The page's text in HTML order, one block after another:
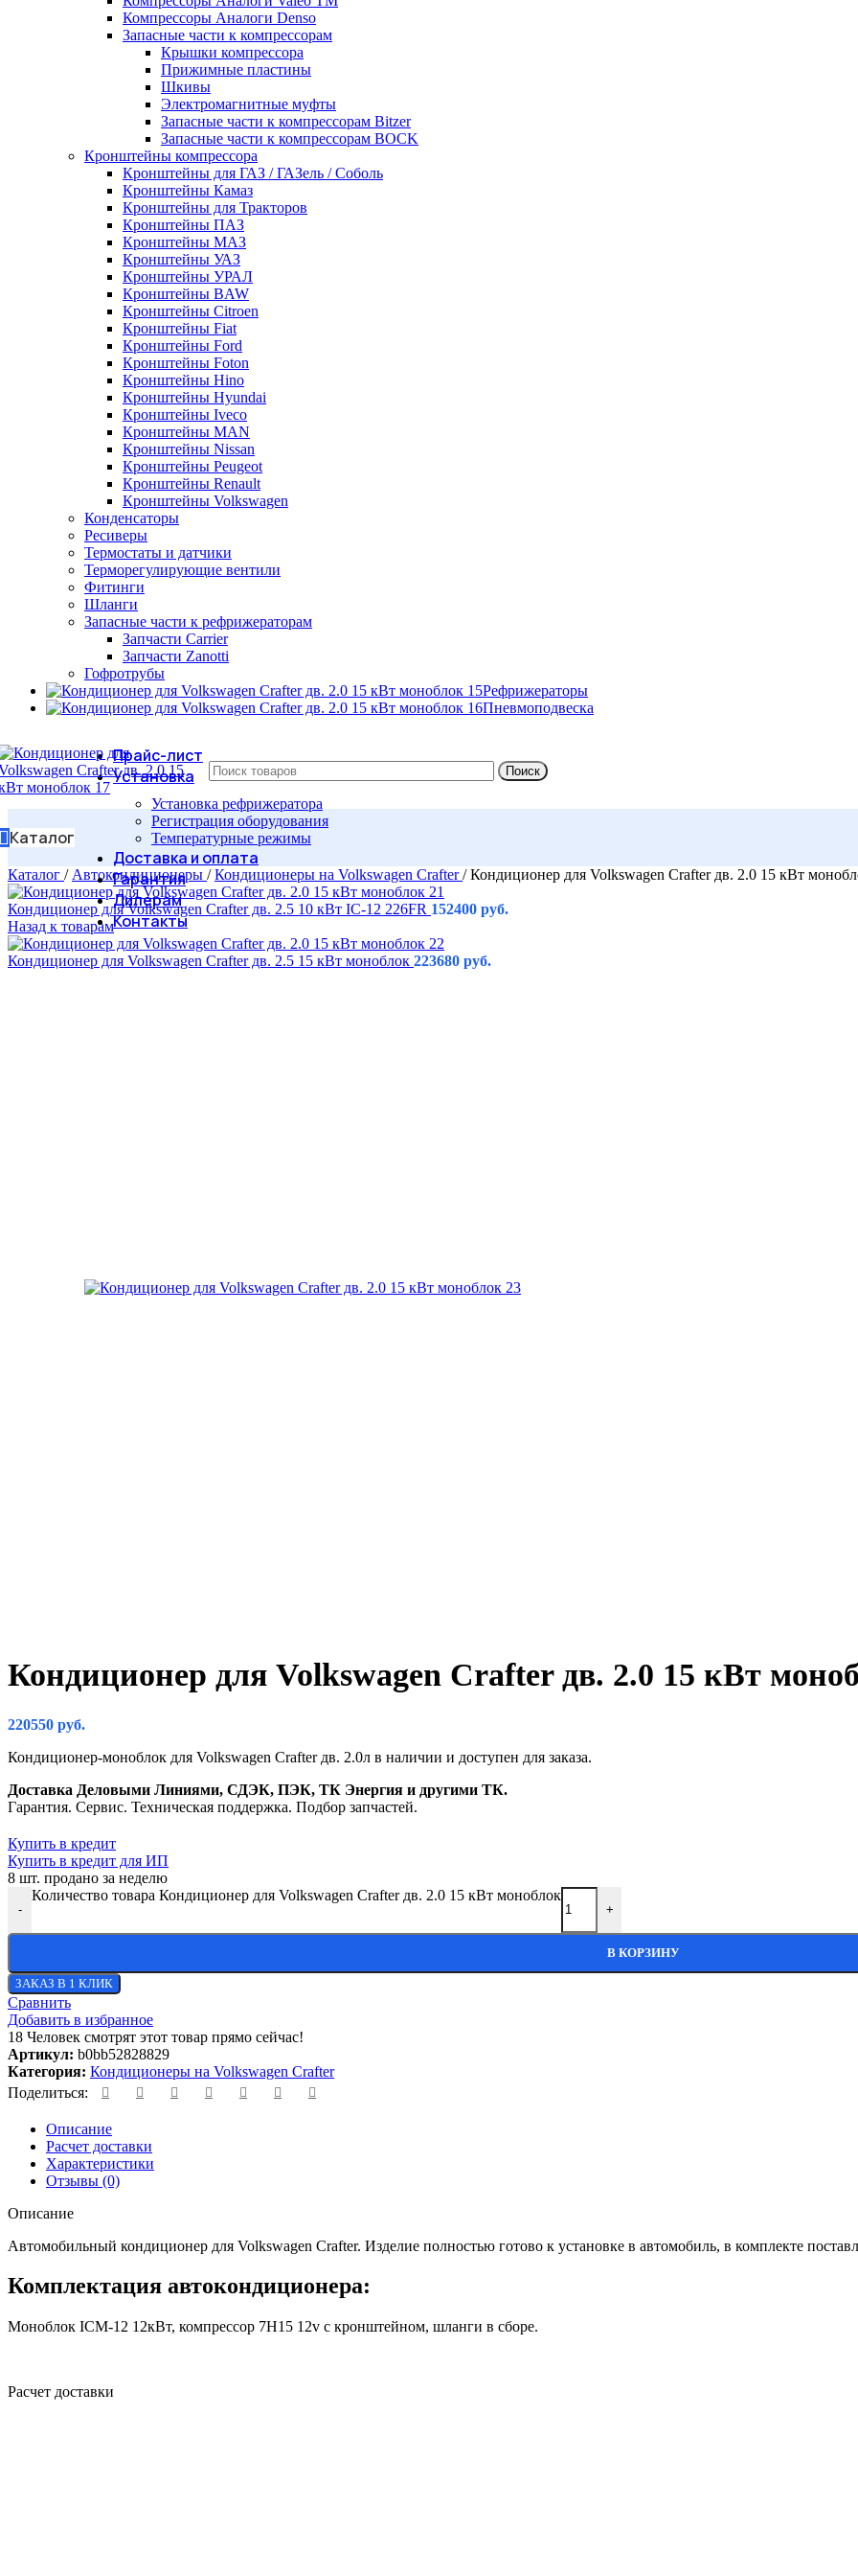
Компрессоры Аналоги Denso
Запасные части к компрессорам
Крышки компрессора
Прижимные пластины
Шкивы
Электромагнитные муфты
Запасные части к компрессорам Bitzer
Запасные части к компрессорам BOCK
Кронштейны компрессора
Кронштейны для ГАЗ / ГАЗель / Соболь
Кронштейны Камаз
Кронштейны для Тракторов
Кронштейны ПАЗ
Кронштейны МАЗ
Кронштейны УАЗ
Кронштейны УРАЛ
Кронштейны BAW
Кронштейны Citroen
Кронштейны Fiat
Кронштейны Ford
Кронштейны Foton
Кронштейны Hino
Кронштейны Hyundai
Кронштейны Iveco
Кронштейны MAN
Кронштейны Nissan
Кронштейны Peugeot
Кронштейны Renault
Кронштейны Volkswagen
Конденсаторы
Ресиверы
Термостаты и датчики
Терморегулирующие вентили
Фитинги
Шланги
Запасные части к рефрижераторам
Запчасти Carrier
Запчасти Zanotti
Гофротрубы
Рефрижераторы
Пневмоподвеска
Поиск
Каталог
Прайс-лист
Установка
Установка рефрижератора
Регистрация оборудования
Температурные режимы
Доставка и оплата
Гарантия
Дилерам
Контакты
Каталог / Автокондиционеры / Кондиционеры на Volkswagen Crafter/ Кондиционер для Volkswagen Crafter дв. 2.0 15 кВт
Кондиционер для Volkswagen Crafter дв. 2.5 10 кВт IC-12 226FR 152400 руб.
Назад к товарам
Кондиционер для Volkswagen Crafter дв. 2.5 15 кВт моноблок 223680 руб.
Кондиционер для Volkswagen Crafter дв. 2.0 15 кВт
220550 руб.
Кондиционер-моноблок для Volkswagen Crafter дв. 2.0л в наличии и доступен для заказа.
Доставка Деловыми Линиями, СДЭК, ПЭК, ТК Энергия и другими ТК.
Гарантия. Сервис. Техническая поддержка. Подбор запчастей.
Купить в кредит
Купить в кредит для ИП
8 шт. продано за неделю
-
Количество товара Кондиционер для Volkswagen Crafter дв. 2.0 15 кВт моноблок
+
В КОРЗИНУ
ЗАКАЗ В 1 КЛИК
Сравнить
Добавить в избранное
18 Человек смотрят этот товар прямо сейчас!
Артикул: b0bb52828829
Категория: Кондиционеры на Volkswagen Crafter
Поделиться:
Описание
Расчет доставки
Характеристики
Отзывы (0)
Описание
Автомобильный кондиционер для Volkswagen Crafter. Изделие полностью готово к установке в автомобиль, в комплекте
Комплектация автокондиционера:
Моноблок ICM-12 12кВт, компрессор 7Н15 12v с кронштейном, шланги в сборе.
Расчет доставки